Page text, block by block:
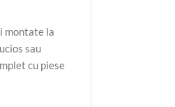
montate la
sau
cu piese